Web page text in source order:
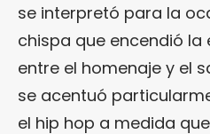
se interpretó para la
chispa que encendió
entre el homenaje y el
se acentuó
el hip hop a medida